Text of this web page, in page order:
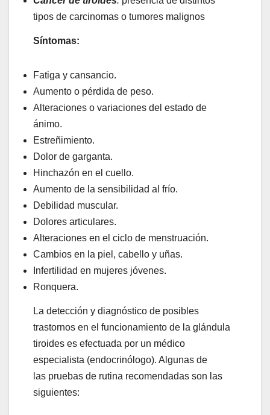
tipos de carcinomas o tumores malignos
Síntomas:
Fatiga y cansancio.
Aumento o pérdida de peso.
Alteraciones o variaciones del estado de
ánimo.
Estreñimiento.
Dolor de garganta.
Hinchazón en el cuello.
Aumento de la sensibilidad al frío.
Debilidad muscular.
Dolores articulares.
Alteraciones en el ciclo de menstruación.
Cambios en la piel, cabello y uñas.
Infertilidad en mujeres jóvenes.
Ronquera.
La detección y diagnóstico de posibles
trastornos en el funcionamiento de la glándula
tiroides es efectuada por un médico
especialista (endocrinólogo). Algunas de
las pruebas de rutina recomendadas son las
siguientes: